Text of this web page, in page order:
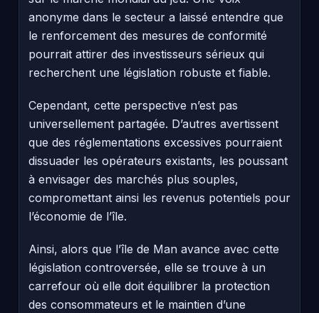
anonyme dans le secteur a laissé entendre que
le renforcement des mesures de conformité
pourrait attirer des investisseurs sérieux qui
recherchent une législation robuste et fiable.
Cependant, cette perspective n’est pas
universellement partagée. D’autres avertissent
que des réglementations excessives pourraient
dissuader les opérateurs existants, les poussant
à envisager des marchés plus souples,
compromettant ainsi les revenus potentiels pour
l’économie de l’île.
Ainsi, alors que l’île de Man avance avec cette
législation controversée, elle se trouve à un
carrefour où elle doit équilibrer la protection
des consommateurs et le maintien d’une